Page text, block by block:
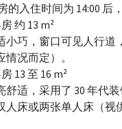
的入住时间为 14:00 后
约 13 m²
小巧，窗口可见人行道
情况而定）。
13 至 16 m²
舒适，采用了 30 年代
人床或两张单人床（视